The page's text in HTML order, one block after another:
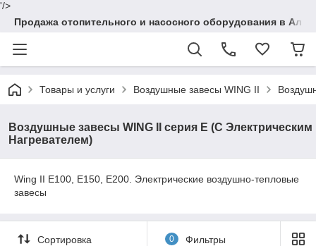
'/>
Продажа отопительного и насосного оборудования в
Товары и услуги Воздушные завесы WING II
Воздушные завесы WING II серия Е (С Электрическим
Нагревателем)
Wing II E100, E150, E200. Электрические воздушно-тепловые
завесы
Сортировка 0 Фильтры